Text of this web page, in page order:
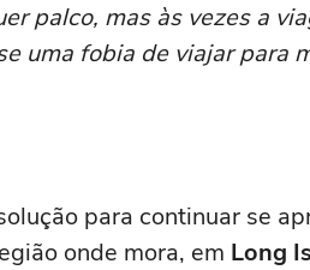
palco, mas às vezes a
uma fobia de viajar para
para continuar se
onde mora, em Long